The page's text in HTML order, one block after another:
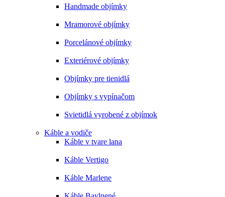
Handmade objímky
Mramorové objímky
Porcelánové objímky
Exteriérové objímky
Objímky pre tienidlá
Objímky s vypínačom
Svietidlá vyrobené z objímok
Káble a vodiče
Káble v tvare lana
Káble Vertigo
Káble Marlene